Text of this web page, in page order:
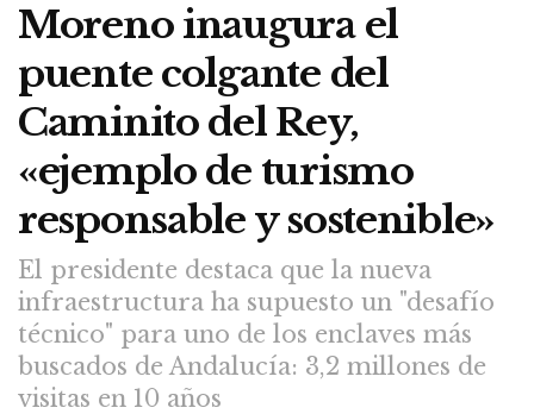
Moreno inaugura el
puente colgante del
Caminito del Rey,
«ejemplo de turismo
responsable y sostenible»
El presidente destaca que la nueva
infraestructura ha supuesto un "desafío
técnico" para uno de los enclaves más
buscados de Andalucía: 3,2 millones de
visitas en 10 años